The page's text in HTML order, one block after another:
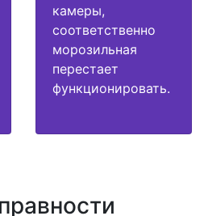
камеры,
соответственно
морозильная
перестает
функционировать.